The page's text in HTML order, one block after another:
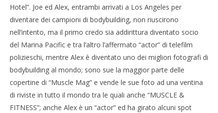
Hotel”. Joe ed Alex, entrambi arrivati a Los Angeles per
diventare dei campioni di bodybuilding, non riuscirono
nell’intento, ma il primo credo sia addirittura diventato socio
del Marina Pacific e tra l’altro l’affermato “actor” di telefilm
polizieschi, mentre Alex è diventato uno dei migliori fotografi di
bodybuilding al mondo; sono sue la maggior parte delle
copertine di “Muscle Mag” e vende le sue foto ad una ventina
di riviste in tutto il mondo tra le quali anche “MUSCLE &
FITNESS”; anche Alex è un “actor” ed ha girato alcuni spot